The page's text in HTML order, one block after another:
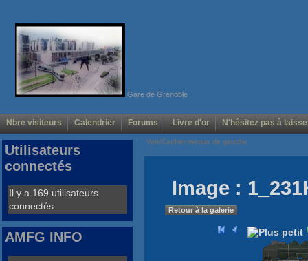
Gare de Grenoble
Nbre visiteurs Calendrier Forums Livre d'or N'hésitez pas à
Voir/Cacher menus de gauche
Image :
Retour à la galerie
Utilisateurs
connectés
Il y a 169 utilisateurs
connectés
AMFG INFO